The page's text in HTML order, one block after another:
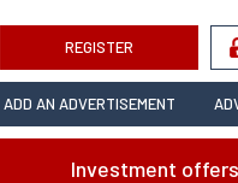
REGISTER
ADD AN ADVERTISEMENT
Investment offers